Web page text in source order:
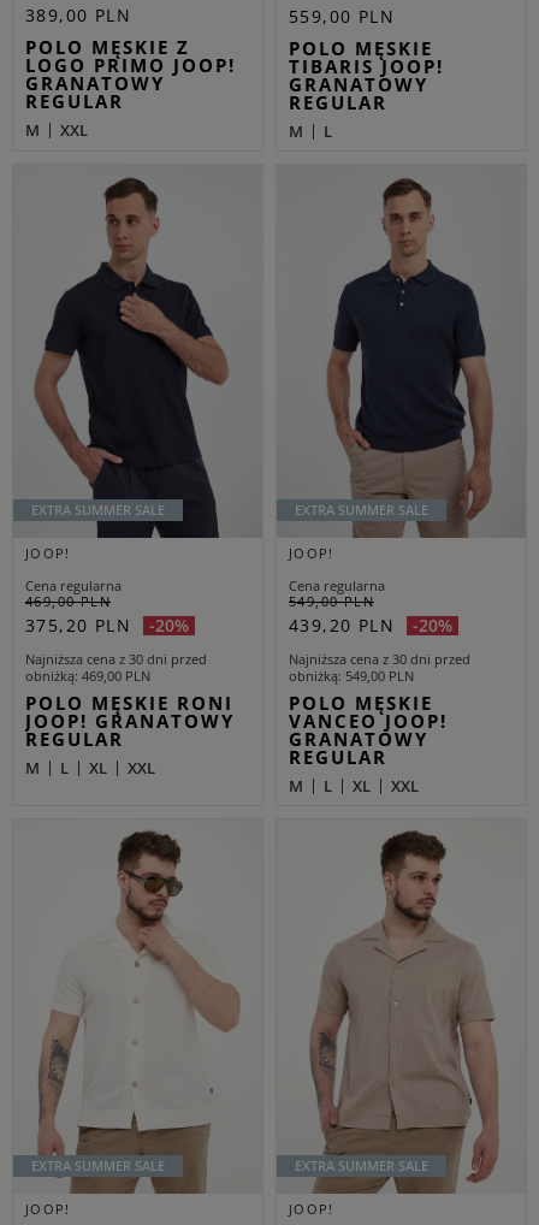
389,00 PLN
POLO MĘSKIE Z
LOGO PRIMO JOOP!
GRANATOWY
REGULAR
M XXL
559,00 PLN
POLO MĘSKIE
TIBARIS JOOP!
GRANATOWY
REGULAR
M L
EXTRA SUMMER SALE
JOOP!
Cena regularna
469,00 PLN
375,20 PLN -20%
Najniższa cena z 30 dni przed
obniżką 469,00 PLN
POLO MĘSKIE RONI
JOOP! GRANATOWY
REGULAR
M L XL XXL
EXTRA SUMMER SALE
JOOP!
Cena regularna
549,00 PLN
439,20 PLN -20%
Najniższa cena z 30 dni przed
obniżką 549,00 PLN
POLO MĘSKIE
VANCEO JOOP!
GRANATOWY
REGULAR
M L XL XXL
EXTRA SUMMER SALE
JOOP!
EXTRA SUMMER SALE
JOOP!